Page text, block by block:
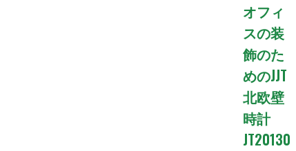
オフィ
スの装
飾のた
めのJJT
北欧壁
時計
JT20130